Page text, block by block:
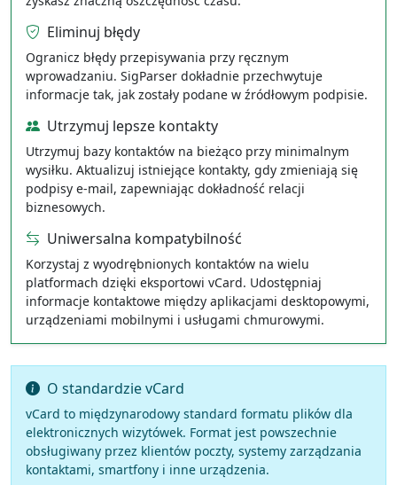
Eliminuj błędy
Ogranicz błędy przepisywania przy ręcznym
wprowadzaniu. SigParser dokładnie przechwytuje
informacje tak, jak zostały podane w źródłowym podpisie.
Utrzymuj lepsze kontakty
Utrzymuj bazy kontaktów na bieżąco przy minimalnym
wysiłku. Aktualizuj istniejące kontakty, gdy zmieniają się
podpisy e-mail, zapewniając dokładność relacji
biznesowych.
Uniwersalna kompatybilność
Korzystaj z wyodrębnionych kontaktów na wielu
platformach dzięki eksportowi vCard. Udostępniaj
informacje kontaktowe między aplikacjami desktopowymi,
urządzeniami mobilnymi i usługami chmurowymi.
O standardzie vCard
vCard to międzynarodowy standard formatu plików dla
elektronicznych wizytówek. Format jest powszechnie
obsługiwany przez klientów poczty, systemy zarządzania
kontaktami, smartfony i inne urządzenia.